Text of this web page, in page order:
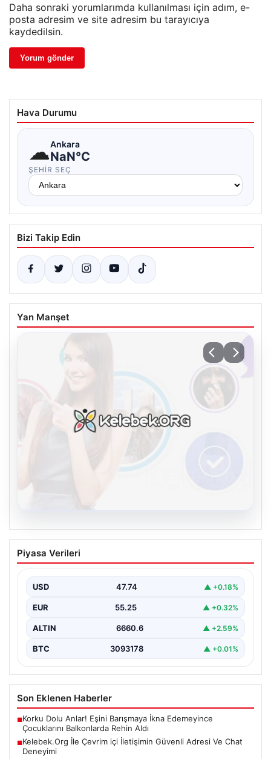
Daha sonraki yorumlarımda kullanılması için adım, e-
posta adresim ve site adresim bu tarayıcıya
kaydedilsin.
Hava Durumu
☁Ankara
NaN°C
ŞEHIR SEÇ
Bizi Takip Edin
Yan Manşet
08.08.2026
Kelebek.Org İle Çevrim içi İletişimin
Güvenli Adresi Ve Chat Deneyimi
kurması büyük bir hassasiyet ifade etmektedir.
Güncel…
Piyasa Verileri
USD 47.74 ▲ +0.18%
EUR 55.25 ▲ +0.32%
ALTIN 6660.6 ▲ +2.59%
BTC 3093178 ▲ +0.01%
Son Eklenen Haberler
■Korku Dolu Anlar! Eşini Barışmaya İkna Edemeyince
Çocuklarını Balkonlarda Rehin Aldı
■Kelebek.Org İle Çevrim içi İletişimin Güvenli Adresi Ve Chat
Deneyimi